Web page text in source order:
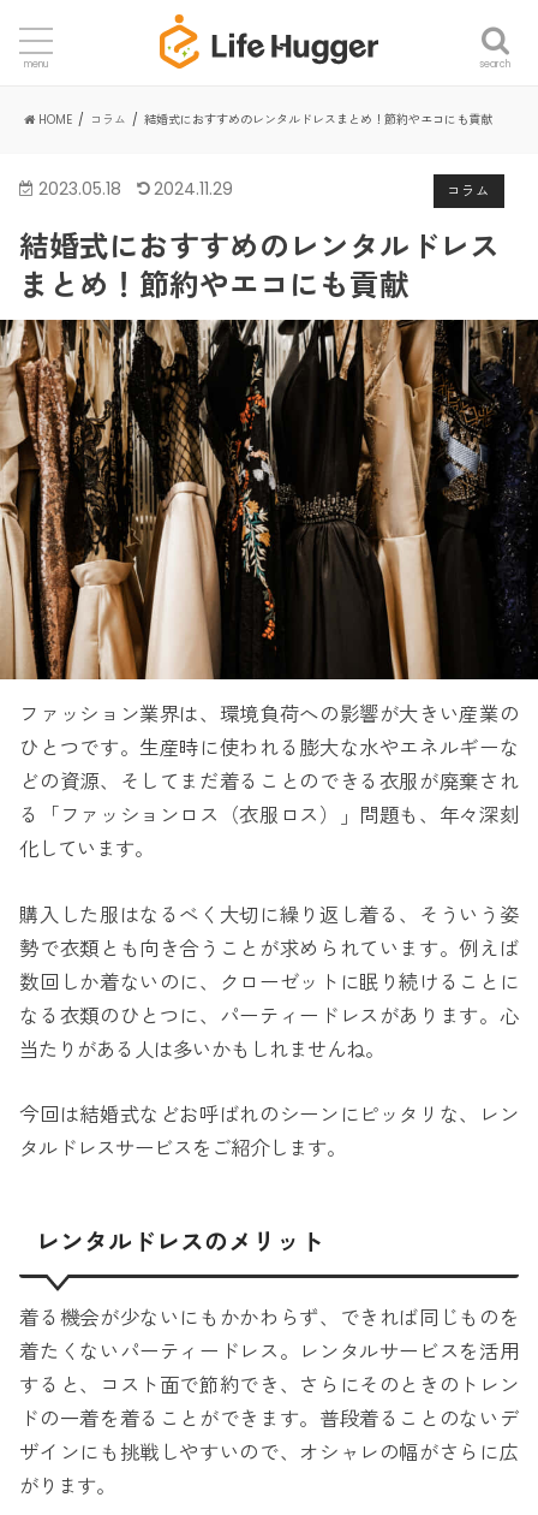
search
menu
HOME コラム 結婚式におすすめのレンタルドレスまとめ！節約やエコにも貢献
コラム
2023.05.18 2024.11.29
結婚式におすすめのレンタルドレス
まとめ！節約やエコにも貢献
ファッション業界は、環境負荷への影響が大きい産業の
ひとつです。生産時に使われる膨大な水やエネルギーな
どの資源、そしてまだ着ることのできる衣服が廃棄され
る「ファッションロス（衣服ロス）」問題も、年々深刻
化しています。
購入した服はなるべく大切に繰り返し着る、そういう姿
勢で衣類とも向き合うことが求められています。例えば
数回しか着ないのに、クローゼットに眠り続けることに
なる衣類のひとつに、パーティードレスがあります。心
当たりがある人は多いかもしれませんね。
今回は結婚式などお呼ばれのシーンにピッタリな、レン
タルドレスサービスをご紹介します。
レンタルドレスのメリット
着る機会が少ないにもかかわらず、できれば同じものを
着たくないパーティードレス。レンタルサービスを活用
すると、コスト面で節約でき、さらにそのときのトレン
ドの一着を着ることができます。普段着ることのないデ
ザインにも挑戦しやすいので、オシャレの幅がさらに広
がります。